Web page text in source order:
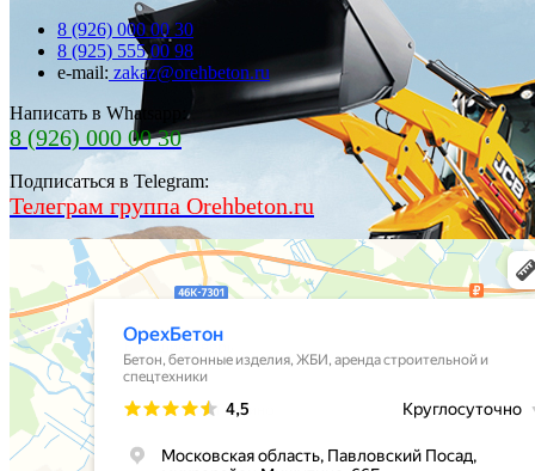
8 (926) 000 00 30
8 (925) 555 00 98
e-mail: zakaz@orehbeton.ru
Написать в Whatsapp:
8 (926) 000 00 30
Подписаться в Telegram:
Телеграм группа Orehbeton.ru